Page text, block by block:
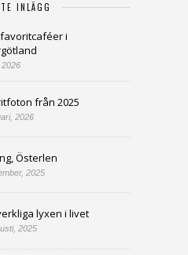
INLÄGG
i
2026
från 2025
2026
Österlen
2025
lyxen i livet
2025